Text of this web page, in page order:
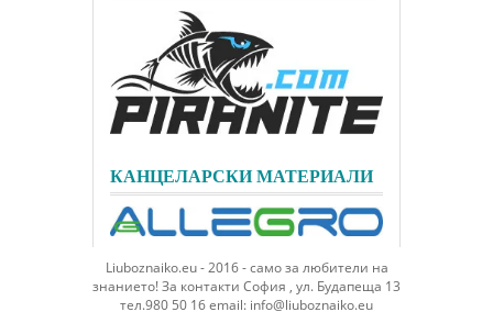
КАНЦЕЛАРСКИ МАТЕРИАЛИ
Liuboznaiko.eu - 2016 - само за любители на
знанието! За контакти София , ул. Будапеща 13
тел.980 50 16 email: info@liuboznaiko.eu